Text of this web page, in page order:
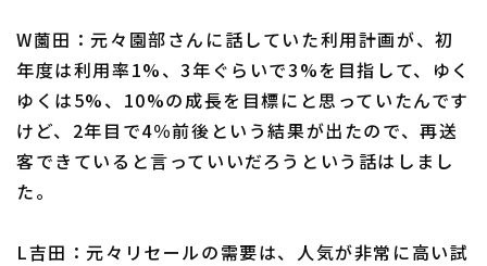
W薗田：元々園部さんに話していた利用計画が、初
年度は利用率1%、3年ぐらいで3%を目指して、ゆく
ゆくは5%、10%の成長を目標にと思っていたんです
けど、2年目で4％前後という結果が出たので、再送
客できていると言っていいだろうという話はしまし
た。
L吉田：元々リセールの需要は、人気が非常に高い試